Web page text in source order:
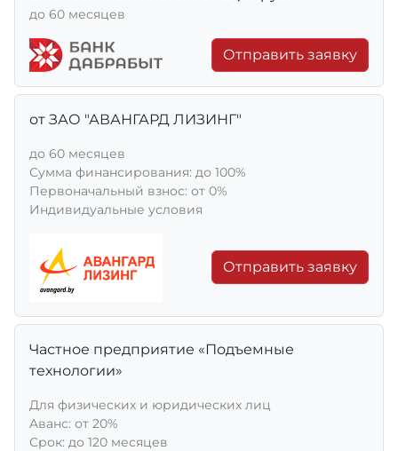
до 60 месяцев
Отправить заявку
от ЗАО "АВАНГАРД ЛИЗИНГ"
до 60 месяцев
Сумма финансирования: до 100%
Первоначальный взнос: от 0%
Индивидуальные условия
Отправить заявку
Частное предприятие «Подъемные
технологии»
Для физических и юридических лиц
Aванс: от 20%
Срок: до 120 месяцев